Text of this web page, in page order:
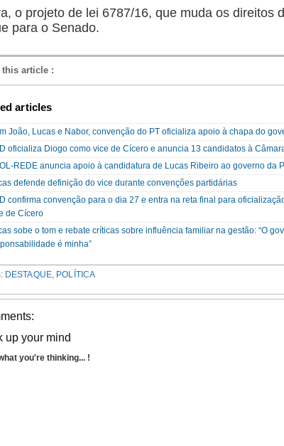
o projeto de lei 6787/16, que muda os direitos
para o Senado.
this article :
articles
João, Lucas e Nabor, convenção do PT oficializa apoio à chapa do
oficializa Diogo como vice de Cícero e anuncia 13 candidatos à
REDE anuncia apoio à candidatura de Lucas Ribeiro ao governo da
defende definição do vice durante convenções partidárias
confirma convenção para o dia 27 e entra na reta final para
de Cícero
sobe o tom e rebate críticas sobre influência familiar na gestão: “O
é minha”
DESTAQUE, POLÍTICA
up your mind
you're thinking... !